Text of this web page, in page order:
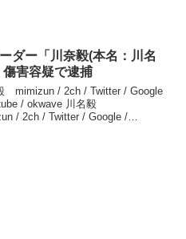
ダー「川奈毅(本名：川名
傷害容疑で逮捕
mimizun / 2ch / Twitter / Google
/ okwave 川名毅
/ 2ch / Twitter / Google /